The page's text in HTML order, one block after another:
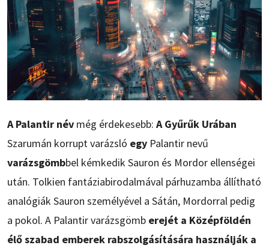
A Palantir név még érdekesebb: A Gyűrűk Urában
Szarumán korrupt varázsló egy Palantir nevű
varázsgömbbel kémkedik Sauron és Mordor ellenségei
után. Tolkien fantáziabirodalmával párhuzamba állítható
analógiák Sauron személyével a Sátán, Mordorral pedig
a pokol. A Palantir varázsgömb erejét a Középföldén
élő szabad emberek rabszolgásítására használják a